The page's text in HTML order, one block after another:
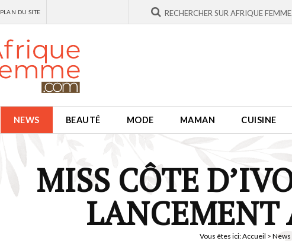
PLAN DU SITE
NEWS BEAUTÉ MODE MAMAN CUISINE
MISS CÔTE
LANCEMENT
Vous êtes ici:Accueil > News